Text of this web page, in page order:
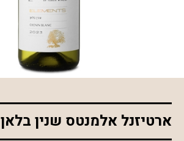
ארטיזנל אלמנטס שנין בלאן